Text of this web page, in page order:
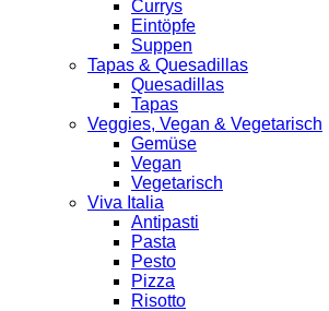
Currys
Eintöpfe
Suppen
Tapas & Quesadillas
Quesadillas
Tapas
Veggies, Vegan & Vegetarisch
Gemüse
Vegan
Vegetarisch
Viva Italia
Antipasti
Pasta
Pesto
Pizza
Risotto